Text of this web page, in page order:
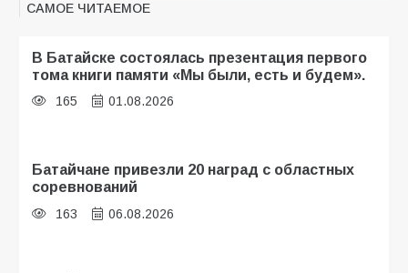
САМОЕ ЧИТАЕМОЕ
В Батайске состоялась презентация первого
тома книги памяти «Мы были, есть и будем».
165 01.08.2026
Батайчане привезли 20 наград с областных
соревнований
163 06.08.2026